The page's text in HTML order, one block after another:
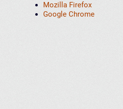
Mozilla Firefox
Google Chrome